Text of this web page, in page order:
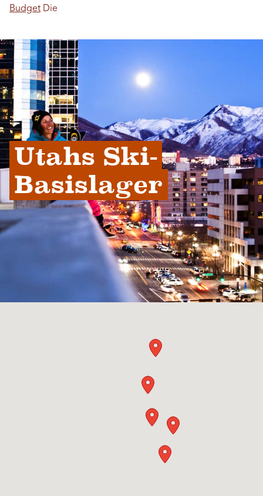
Budget Die
Utahs Ski-
Basislager